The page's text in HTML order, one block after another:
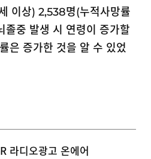
이상) 2,538명(누적사망률
중 발생 시 연령이 증가할
은 증가한 것을 알 수 있었
라디오광고 온에어